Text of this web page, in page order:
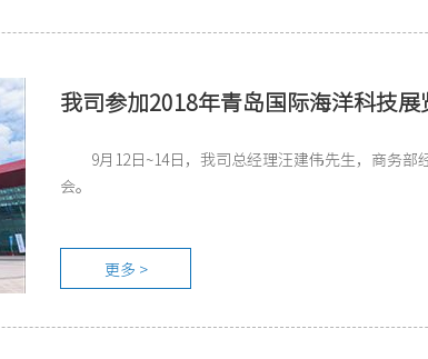
我司参加2018年青岛国际海洋科技展
9月12日~14日，我司总经理汪建伟先生，商务
会。
更多 >